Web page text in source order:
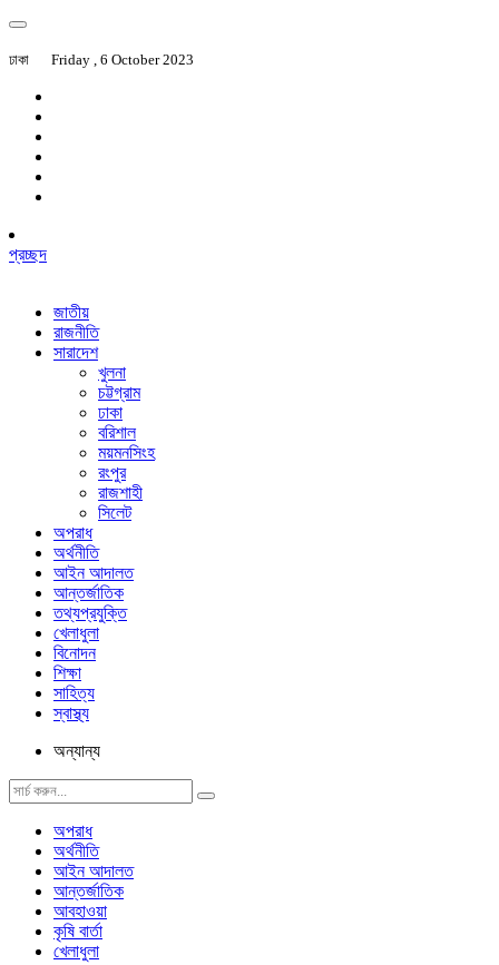
ঢাকা Friday , 6 October 2023
প্রচ্ছদ
জাতীয়
রাজনীতি
সারাদেশ
খুলনা
চট্টগ্রাম
ঢাকা
বরিশাল
ময়মনসিংহ
রংপুর
রাজশাহী
সিলেট
অপরাধ
অর্থনীতি
আইন আদালত
আন্তর্জাতিক
তথ্যপ্রযুক্তি
খেলাধুলা
বিনোদন
শিক্ষা
সাহিত্য
স্বাস্থ্য
অন্যান্য
অপরাধ
অর্থনীতি
আইন আদালত
আন্তর্জাতিক
আবহাওয়া
কৃষি বার্তা
খেলাধুলা